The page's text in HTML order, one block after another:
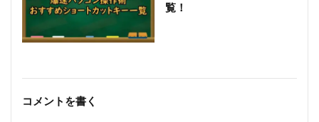
覧！
コメントを書く